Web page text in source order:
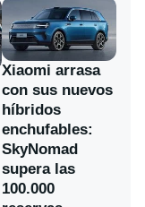
Xiaomi arrasa
con sus nuevos
híbridos
enchufables:
SkyNomad
supera las
100.000